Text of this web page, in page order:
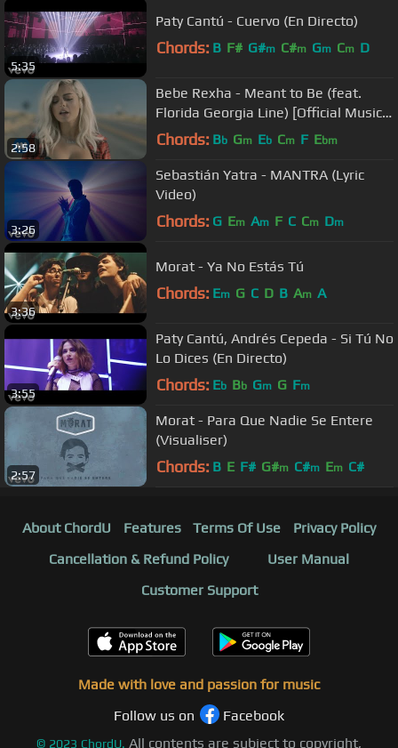
5:35
Paty Cantú - Cuervo (En Directo)
Chords: B F# G#m C#m Gm Cm D
2:58
Bebe Rexha - Meant to Be (feat.
Florida Georgia Line) [Official Music
Video]
Chords: Bb Gm Eb Cm F Ebm
3:26
Sebastián Yatra - MANTRA (Lyric
Video)
Chords: G Em Am F C Cm Dm
3:36
Morat - Ya No Estás Tú
Chords: Em G C D B Am A
3:55
Paty Cantú, Andrés Cepeda - Si Tú No
Lo Dices (En Directo)
Chords: Eb Bb Gm G Fm
2:57
Morat - Para Que Nadie Se Entere
(Visualiser)
Chords: B E F# G#m C#m Em C#
About ChordU Features Terms Of Use
Privacy Policy
Cancellation & Refund Policy
User Manual
Customer Support
Made with love and passion for music
Follow us on
Facebook
© 2023 ChordU. All contents are subject to copyright,